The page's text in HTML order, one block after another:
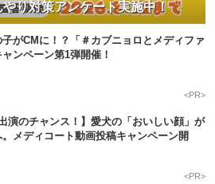
り対策アンケート実施中！
子がCMに！？「＃カブニョロとメディファ
ャンペーン第1弾開催！
<PR>
出演のチャンス！】愛犬の「おいしい顔」が
メディコート動画投稿キャンペーン開
<PR>